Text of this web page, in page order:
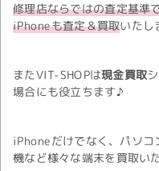
修理店ならではの査定基準
iPhoneも査定＆買取いたし
またVIT-SHOPは現金買取
場合にも役立ちます♪
iPhoneだけでなく、パソコ
機など様々な端末を買取い